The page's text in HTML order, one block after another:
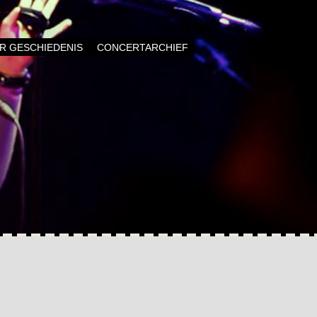
GESCHIEDENIS CONCERTARCHIEF